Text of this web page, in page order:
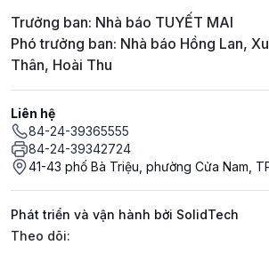
Trưởng ban: Nhà báo TUYẾT MAI
Phó trưởng ban: Nhà báo Hồng Lan,
Thân, Hoài Thu
Liên hệ
84-24-39365555
84-24-39342724
41-43 phố Bà Triệu, phường Cửa Nam,
Phát triển và vận hành bởi SolidTech
Mạng xã hội
Theo dõi: